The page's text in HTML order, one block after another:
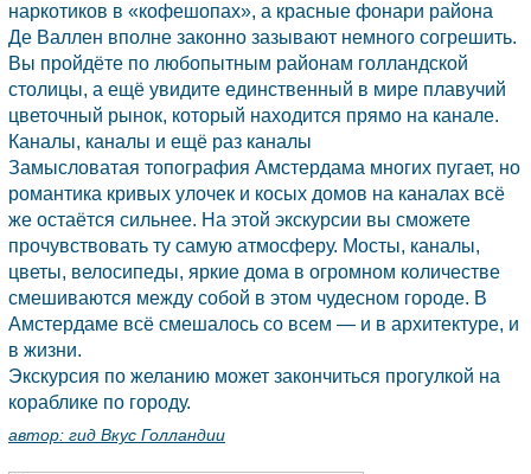
наркотиков в «кофешопах», а красные фонари района
Де Валлен вполне законно зазывают немного согрешить.
Вы пройдёте по любопытным районам голландской
столицы, а ещё увидите единственный в мире плавучий
цветочный рынок, который находится прямо на канале.
Каналы, каналы и ещё раз каналы
Замысловатая топография Амстердама многих пугает, но
романтика кривых улочек и косых домов на каналах всё
же остаётся сильнее. На этой экскурсии вы сможете
прочувствовать ту самую атмосферу. Мосты, каналы,
цветы, велосипеды, яркие дома в огромном количестве
смешиваются между собой в этом чудесном городе. В
Амстердаме всё смешалось со всем — и в архитектуре, и
в жизни.
Экскурсия по желанию может закончиться прогулкой на
кораблике по городу.
автор: гид Вкус Голландии